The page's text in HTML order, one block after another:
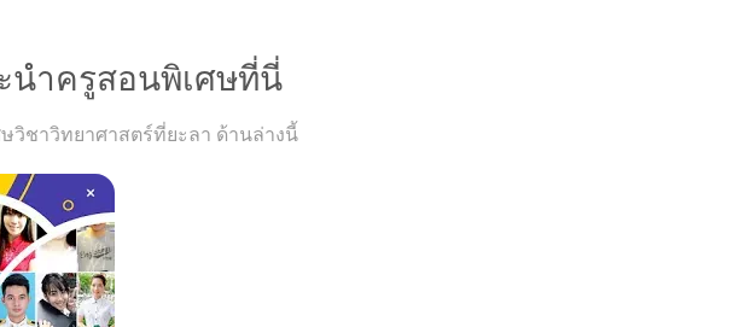
นำครูสอนพิเศษที่นี่
วิชาวิทยาศาสตร์ที่ยะลา ด้านล่างนี้